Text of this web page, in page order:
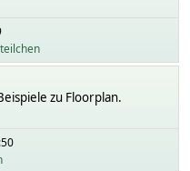
zu Floorplan.